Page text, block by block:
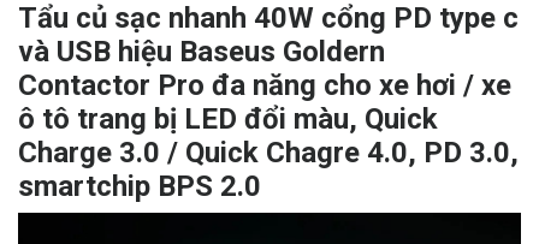
Tẩu củ sạc nhanh 40W cổng PD type c
và USB hiệu Baseus Goldern
Contactor Pro đa năng cho xe hơi / xe
ô tô trang bị LED đổi màu, Quick
Charge 3.0 / Quick Chagre 4.0, PD 3.0,
smartchip BPS 2.0